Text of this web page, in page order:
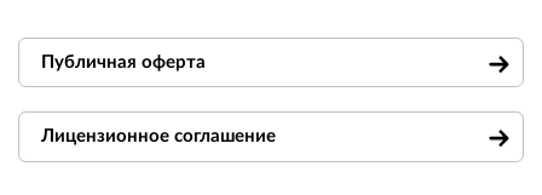
Публичная оферта
Лицензионное соглашение